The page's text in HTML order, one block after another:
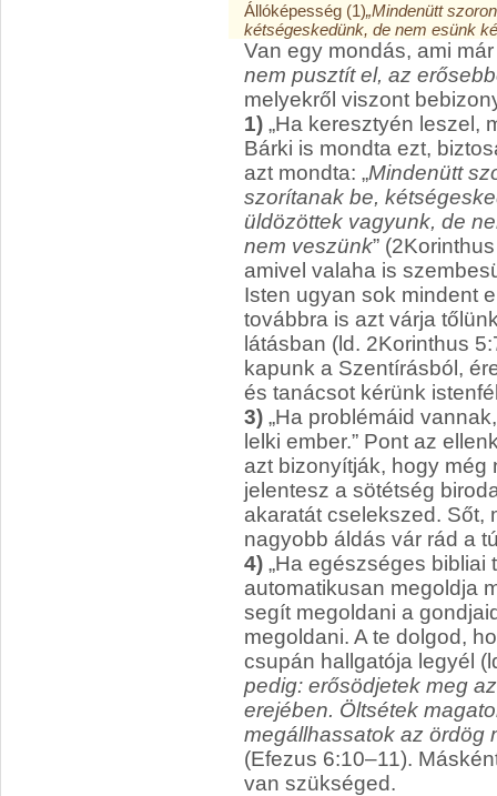
Állóképesség (1)„Mindenütt
kétségeskedünk, de nem esünk
Van egy mondás, ami
nem pusztít el, az
melyekről viszont
1) „Ha keresztyén leszel,
Bárki is mondta ezt,
azt mondta: „Mindenütt
szorítanak be,
üldözöttek vagyunk, de
nem veszünk”
amivel valaha is
Isten ugyan sok mindent
továbbra is azt várja
látásban (ld. 2Korinthus
kapunk a Szentírásból,
és tanácsot kérünk
3) „Ha problémáid
lelki ember.” Pont az
azt bizonyítják, hogy még
jelentesz a sötétség
akaratát cselekszed. Sőt,
nagyobb áldás vár rád a
4) „Ha egészséges bibliai
automatikusan megoldja
segít megoldani a
megoldani. A te dolgod,
csupán hallgatója legyél
pedig: erősödjetek meg
erejében. Öltsétek
megállhassatok az ördög
(Efezus 6:10–11).
van szükséged.